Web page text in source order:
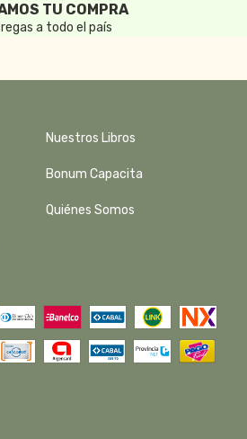
TU COMPRA
a todo el país
Nuestros Libros
Bonum Capacita
Quiénes Somos